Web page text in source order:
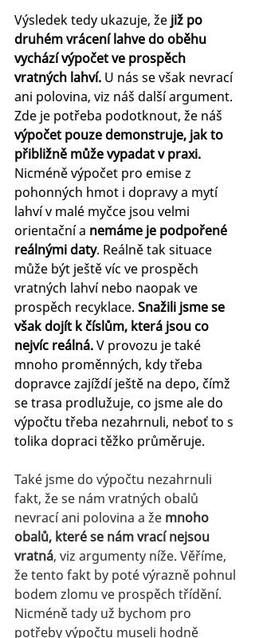
Výsledek tedy ukazuje, že již po
druhém vrácení lahve do oběhu
vychází výpočet ve prospěch
vratných lahví. U nás se však nevrací
ani polovina, viz náš další argument.
Zde je potřeba podotknout, že náš
výpočet pouze demonstruje, jak to
přibližně může vypadat v praxi.
Nicméně výpočet pro emise z
pohonných hmot i dopravy a mytí
lahví v malé myčce jsou velmi
orientační a nemáme je podpořené
reálnými daty. Reálně tak situace
může být ještě víc ve prospěch
vratných lahví nebo naopak ve
prospěch recyklace. Snažili jsme se
však dojít k číslům, která jsou co
nejvíc reálná. V provozu je také
mnoho proměnných, kdy třeba
dopravce zajíždí ještě na depo, čímž
se trasa prodlužuje, co jsme ale do
výpočtu třeba nezahrnuli, neboť to s
tolika dopraci těžko průměruje.
Také jsme do výpočtu nezahrnuli
fakt, že se nám vratných obalů
nevrací ani polovina a že mnoho
obalů, které se nám vrací nejsou
vratná, viz argumenty níže. Věříme,
že tento fakt by poté výrazně pohnul
bodem zlomu ve prospěch třídění.
Nicméně tady už bychom pro
potřeby výpočtu museli hodně